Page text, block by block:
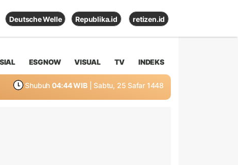
Deutsche Welle Republika.id retizen.id
ESGNOW VISUAL TV INDEKS
Shubuh 04:44 WIB | Sabtu, 25 Safar 1448